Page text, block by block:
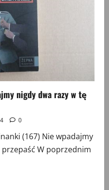
nigdy dwa razy w tę
0
(167) Nie wpadajmy
W poprzednim